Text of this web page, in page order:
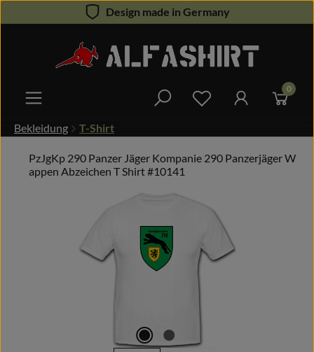
Zum Hauptinhalt springenDesign made in Germany
Du hast 0 0
Bekleidung T-Shirt
PzJgKp 290 Panzer Jäger Kompanie 290 Panzerjäger W
appen Abzeichen T Shirt #10141